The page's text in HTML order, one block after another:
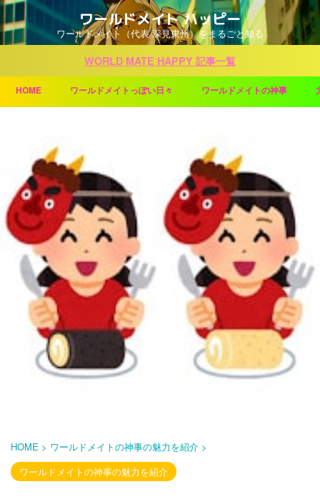
ワールドメイト ハッピー
ワールドメイト（代表 深見東州）をまるごと知る
WORLD MATE HAPPY 記事一覧
HOME ワールドメイトっぽい日々 ワールドメイトの神事
HOME > ワールドメイトの神事の魅力を紹介 >
ワールドメイトの神事の魅力を紹介